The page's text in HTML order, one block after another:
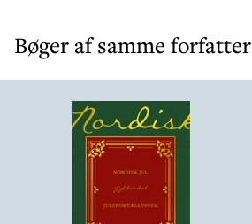
Bøger af samme forfatter